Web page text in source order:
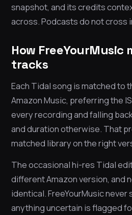
snapshot, and its credits
across. Podcasts do not cross
How FreeYourMusic
tracks
Each Tidal song is matched to
Amazon Music, preferring the
every recording and falling
and duration otherwise. That
matched library on the right
The occasional hi-res Tidal
different Amazon version, and
identical. FreeYourMusic
anything uncertain is flagged